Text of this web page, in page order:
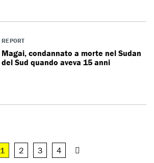
REPORT
Magai, condannato a morte nel Sudan
del Sud quando aveva 15 anni
1 2 3 4